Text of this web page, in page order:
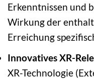
Erkenntnissen und
Wirkung der
Erreichung
Innovatives XR-
XR-Technologie